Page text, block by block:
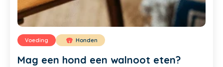
Voeding Honden
Mag een hond een walnoot eten?